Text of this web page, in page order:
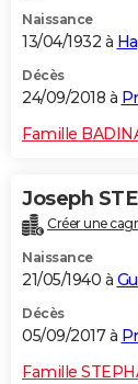
Naissance
13/04/1932 à
Décès
24/09/2018 à
Famille
Joseph
Créer une
Naissance
21/05/1940 à
Décès
05/09/2017 à
Famille